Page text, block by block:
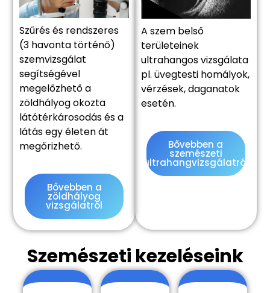
Szűrés és rendszeres
(3 havonta történő)
szemvizsgálat
segítségével
megelőzhető a
zöldhályog okozta
látótérkárosodás és a
látás egy életen át
megőrizhető.
Bővebben a
zöldhályog
vizsgálatról
A szem belső
területeinek
ultrahangos vizsgálata
pl. üvegtesti homályok,
vérzések, daganatok
esetén.
Bővebben a
szemészeti
ultrahangvizsgálatról
Szemészeti kezeléseink